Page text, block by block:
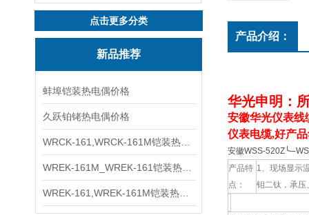
点击更多分类
新品推荐
蚌埠铠装热电偶价格
久跃铂铑热电偶价格
产品介绍：
华光申明：
安徽华光仪表线
仪表电缆,好产
安徽WSS-
产品特
点：
1、现场显示
钼二钛，承压